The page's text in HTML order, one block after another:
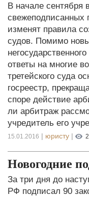
В начале сентября
свежеподписанных
изменят правила
судов. Помимо
ответы на многие
третейского суда
госреестр,
споре действие
ли арбитраж
учредитель его
15.01.2016 | юристу |
Новогодние
За три дня до
РФ подписал 90